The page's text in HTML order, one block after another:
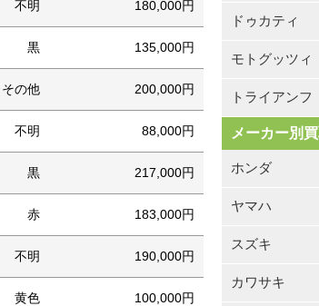
不明 180,000円
黒 135,000円
その他 200,000円
不明 88,000円
黒 217,000円
赤 183,000円
不明 190,000円
黄色 100,000円
ドゥカティ
モトグッツィ
トライアンフ
メーカー別
ホンダ
ヤマハ
スズキ
カワサキ